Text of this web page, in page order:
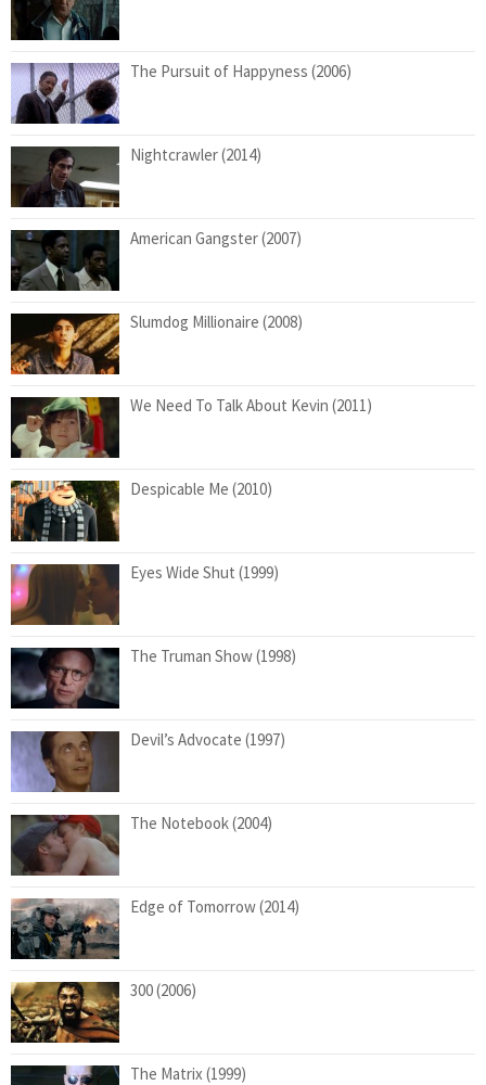
The Pursuit of Happyness (2006)
Nightcrawler (2014)
American Gangster (2007)
Slumdog Millionaire (2008)
We Need To Talk About Kevin (2011)
Despicable Me (2010)
Eyes Wide Shut (1999)
The Truman Show (1998)
Devil’s Advocate (1997)
The Notebook (2004)
Edge of Tomorrow (2014)
300 (2006)
The Matrix (1999)